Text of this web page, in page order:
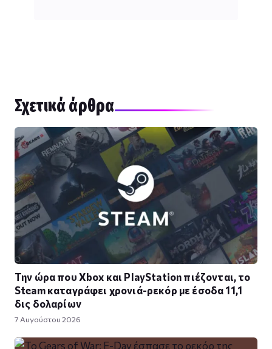
Σχετικά άρθρα
Την ώρα που Xbox και PlayStation πιέζονται, το
Steam καταγράφει χρονιά-ρεκόρ με έσοδα 11,1
δις δολαρίων
7 Αυγούστου 2026